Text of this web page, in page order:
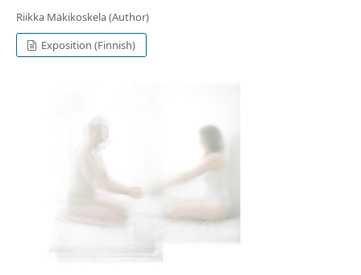
Riikka Mäkikoskela (Author)
Exposition (Finnish)